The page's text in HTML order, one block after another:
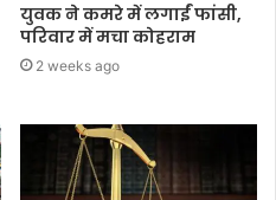
युवक ने कमरे में लगाईं फांसी,
परिवार में मचा कोहराम
2 weeks ago